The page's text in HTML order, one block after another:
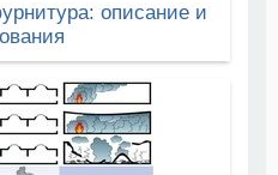
описание и